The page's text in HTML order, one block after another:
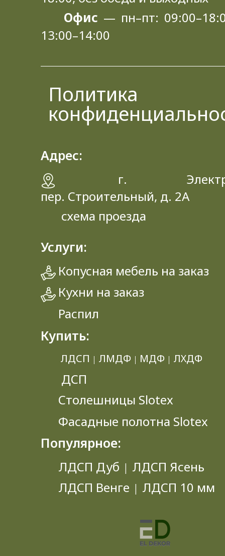
Офис — пн–пт:
13:00–14:00
Политика
Адрес:
г.
пер. Строительный, д. 2A
схема проезда
Услуги:
Копусная мебель на заказ
Кухни на заказ
Распил
Купить:
ЛДСП | ЛМДФ | МДФ | ЛХДФ
ДСП
Столешницы Slotex
Фасадные полотна Slotex
Популярное:
ЛДСП Дуб | ЛДСП Ясень
ЛДСП Венге | ЛДСП 10 мм